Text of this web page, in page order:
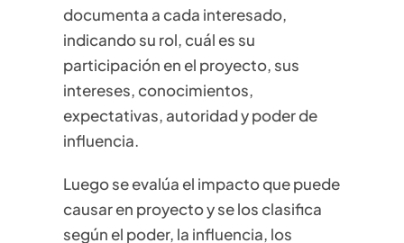
documenta a cada interesado,
indicando su rol, cuál es su
participación en el proyecto, sus
intereses, conocimientos,
expectativas, autoridad y poder de
influencia.
Luego se evalúa el impacto que puede
causar en proyecto y se los clasifica
según el poder, la influencia, los